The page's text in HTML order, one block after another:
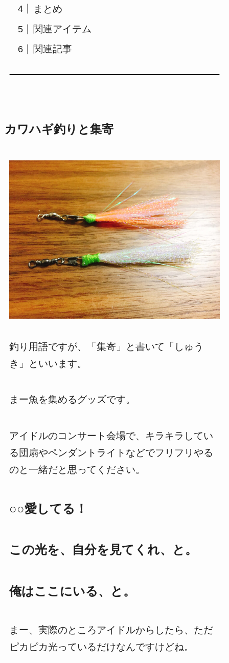
まとめ
関連アイテム
関連記事
カワハギ釣りと集寄
釣り用語ですが、「集寄」と書いて「しゅう
き」といいます。
まー魚を集めるグッズです。
アイドルのコンサート会場で、キラキラしてい
る団扇やペンダントライトなどでフリフリやる
のと一緒だと思ってください。
○○愛してる！
この光を、自分を見てくれ、と。
俺はここにいる、と。
まー、実際のところアイドルからしたら、ただ
ピカピカ光っているだけなんですけどね。